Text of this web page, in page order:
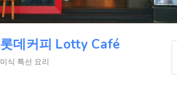
롯데커피 Lotty Café
미식 특선 요리